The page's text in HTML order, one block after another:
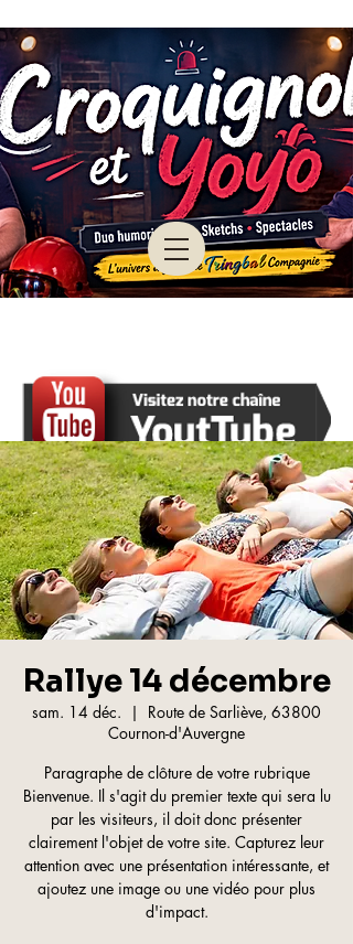
Rallye 14 décembre
sam. 14 déc.
  |
Route de Sarliève, 63800
Cournon-d'Auvergne
Paragraphe de clôture de votre rubrique
Bienvenue. Il s'agit du premier texte qui sera lu
par les visiteurs, il doit donc présenter
clairement l'objet de votre site. Capturez leur
attention avec une présentation intéressante, et
ajoutez une image ou une vidéo pour plus
d'impact.